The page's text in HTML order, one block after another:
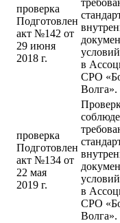
проверка
Подготовлен
акт №142 от
29 июня
2018 г.
в
СРО
Волга».
проверка
Подготовлен
акт №134 от
22 мая
2019 г.
в
СРО
Волга».